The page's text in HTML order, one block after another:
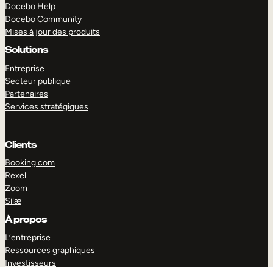
Docebo Help
Docebo Community
Mises à jour des produits
Solutions
Entreprise
Secteur publique
Partenaires
Services stratégiques
Clients
Booking.com
Rexel
Zoom
Silæ
À propos
L’entreprise
Ressources graphiques
Investisseurs